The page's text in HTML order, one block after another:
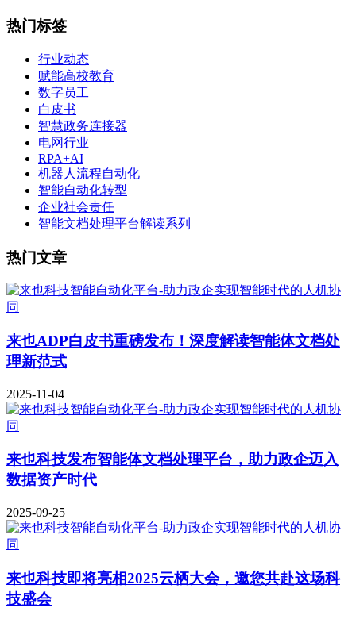
热门标签
行业动态
赋能高校教育
数字员工
白皮书
智慧政务连接器
电网行业
RPA+AI
机器人流程自动化
智能自动化转型
企业社会责任
智能文档处理平台解读系列
热门文章
来也ADP白皮书重磅发布！深度解读智能体文档处
理新范式
2025-11-04
来也科技发布智能体文档处理平台，助力政企迈入
数据资产时代
2025-09-25
来也科技即将亮相2025云栖大会，邀您共赴这场科
技盛会